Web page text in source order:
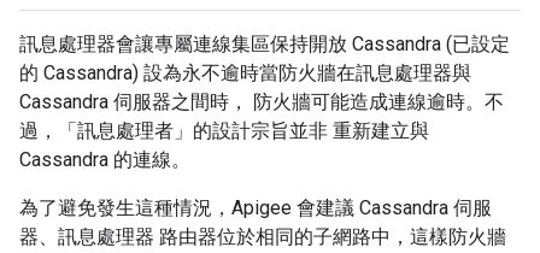
訊息處理器會讓專屬連線集區保持開放 Cassandra (已設定
的 Cassandra) 設為永不逾時當防火牆在訊息處理器與
Cassandra 伺服器之間時， 防火牆可能造成連線逾時。不
過，「訊息處理者」的設計宗旨並非 重新建立與
Cassandra 的連線。
為了避免發生這種情況，Apigee 會建議 Cassandra 伺服
器、訊息處理器 路由器位於相同的子網路中，這樣防火牆